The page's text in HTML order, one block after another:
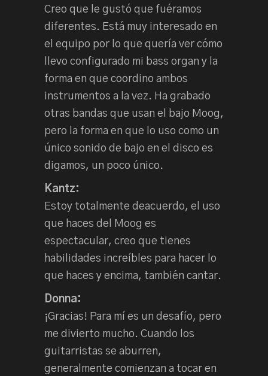
Creo que le gustó que fuéramos
diferentes. Está muy interesado en
el equipo por lo que quería ver cómo
llevo configurado mi bass organ y la
forma en que coordino ambos
instrumentos a la vez. Ha grabado
otras bandas que usan el bajo Moog,
pero la forma en que lo uso como un
único sonido de bajo en el disco es
digamos, un poco único.
Kantz:
Estoy totalmente deacuerdo, el uso
que haces del Moog es
espectacular, creo que tienes
habilidades increíbles para hacer lo
que haces y encima, también cantar.
Donna:
¡Gracias! Para mí es un desafío, pero
me divierto mucho. Cuando los
guitarristas se aburren,
generalmente comienzan a tocar en